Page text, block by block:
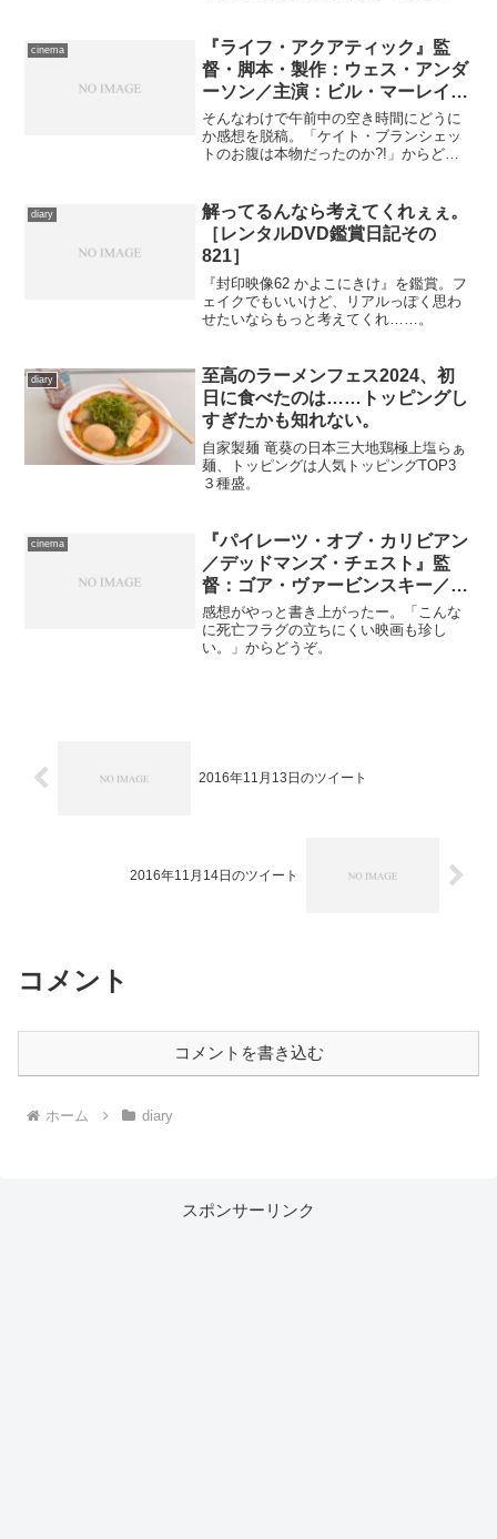
スカラ座。春頃からみゆき座の名前を継
いだ小さい方の...
cinema
『ライフ・アクアティック』監
督・脚本・製作：ウェス・アンダ
ーソン／主演：ビル・マーレイ／
配給：ブエナ ビスタ インターナ
ショナル(ジャパン)
そんなわけで午前中の空き時間にどうに
か感想を脱稿。「ケイト・ブランシェッ
トのお腹は本物だったのか?!」からどう
妊娠していることが判明したそうです
――やっぱり本物なんだろ...
diary
解ってるんなら考えてくれぇぇ。
［レンタルDVD鑑賞日記その
821］
『封印映像62 かよこにきけ』を鑑賞。フ
ェイクでもいいけど、リアルっぽく思わ
せたいならもっと考えてくれ……。
diary
至高のラーメンフェス2024、初
日に食べたのは……トッピングし
すぎたかも知れない。
自家製麺 竜葵の日本三大地鶏極上塩らぁ
麺、トッピングは人気トッピングTOP3
３種盛。
cinema
『パイレーツ・オブ・カリビアン
／デッドマンズ・チェスト』監
督：ゴア・ヴァービンスキー／主
演：ジョニー・デップ／配給：
BUENA VISTA
INTERNATIONAL(JAPAN)
感想がやっと書き上がったー。「こんな
に死亡フラグの立ちにくい映画も珍し
い。」からどうぞ。
2016年11月13日のツイート
2016年11月14日のツイート
コメント
コメントを書き込む
ホーム diary
スポンサーリンク